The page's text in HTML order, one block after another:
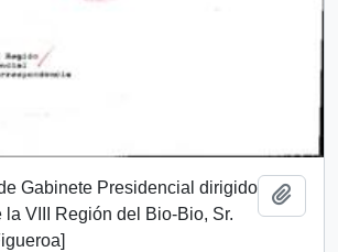
Gabinete Presidencial dirigido
la VIII Región del Bio-Bio, Sr.